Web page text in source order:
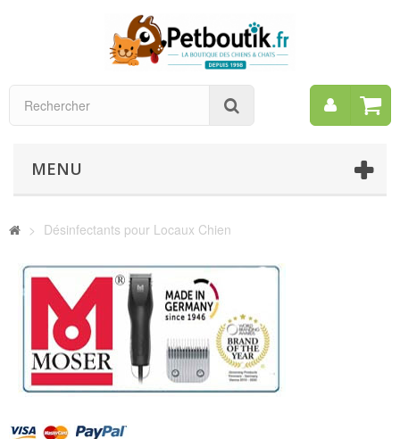
Mon
MENU
> Désinfectants pour Locaux Chien